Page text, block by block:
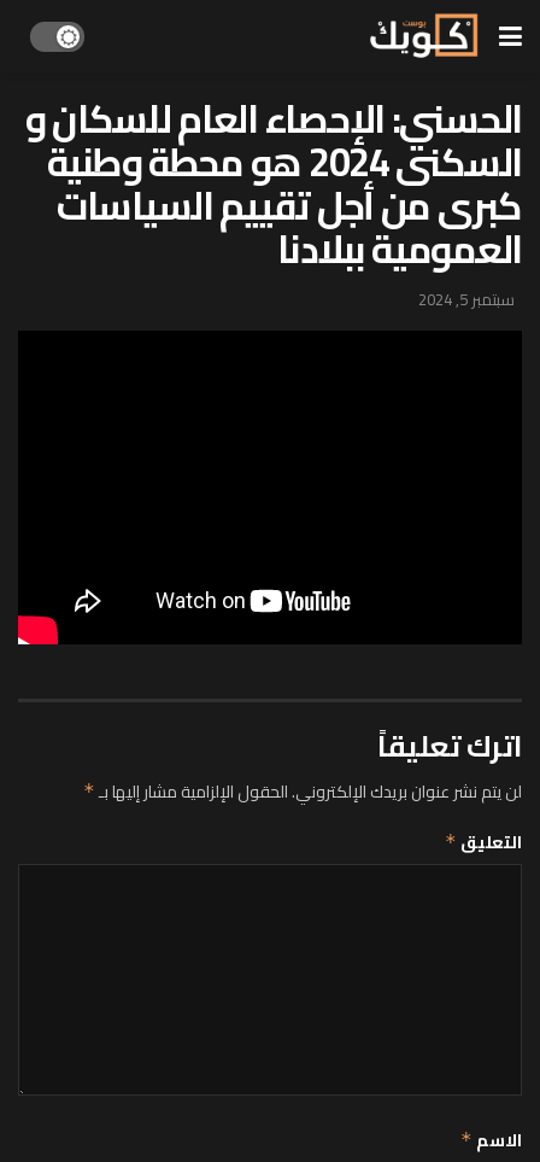
الحسني: الإحصاء العام للسكان و
السكنى 2024 هو محطة وطنية
كبرى من أجل تقييم السياسات
العمومية ببلادنا
سبتمبر 5, 2024
اترك تعليقاً
لن يتم نشر عنوان بريدك الإلكتروني.الحقول الإلزامية مشار إليها بـ*
التعليق *
الاسم *